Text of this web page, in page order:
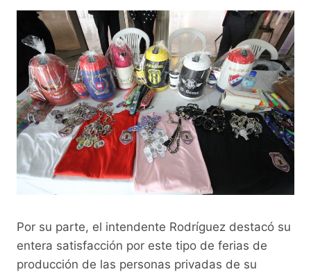
Por su parte, el intendente Rodríguez destacó su
entera satisfacción por este tipo de ferias de
producción de las personas privadas de su